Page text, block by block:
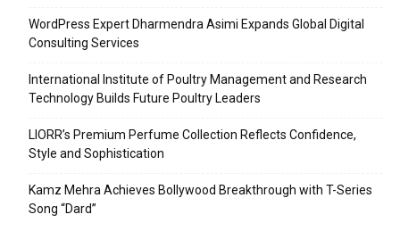
WordPress Expert Dharmendra Asimi Expands Global Digital
Consulting Services
International Institute of Poultry Management and Research
Technology Builds Future Poultry Leaders
LIORR’s Premium Perfume Collection Reflects Confidence,
Style and Sophistication
Kamz Mehra Achieves Bollywood Breakthrough with T-Series
Song “Dard”